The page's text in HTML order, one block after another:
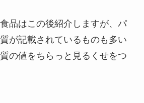
品はこの後紹介しますが、パ
が記載されているものも多い
の値をちらっと見るくせをつ